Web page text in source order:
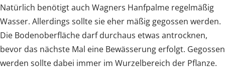
Natürlich benötigt auch Wagners Hanfpalme regelmäßig
Wasser. Allerdings sollte sie eher mäßig gegossen werden.
Die Bodenoberfläche darf durchaus etwas antrocknen,
bevor das nächste Mal eine Bewässerung erfolgt. Gegossen
werden sollte dabei immer im Wurzelbereich der Pflanze.